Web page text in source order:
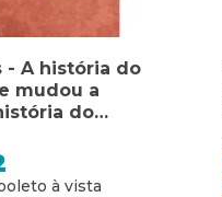
- A história do
mudou a
do
mudou a